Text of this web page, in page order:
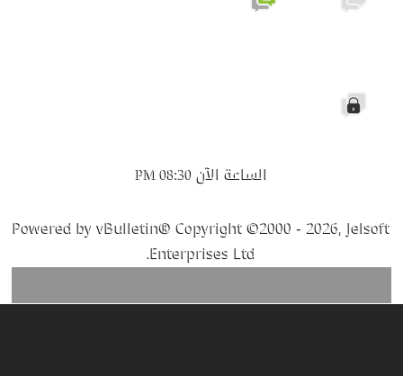
الساعة الآن 08:30 PM
Powered by vBulletin® Copyright ©2000 - 2026, Jelsoft
Enterprises Ltd.